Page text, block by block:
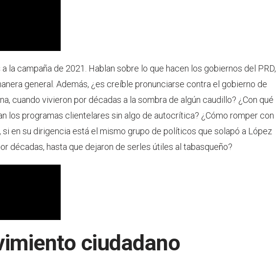
la campaña de 2021. Hablan sobre lo que hacen los gobiernos del PRD,
general. Además, ¿es creíble pronunciarse contra el gobierno de
cuando vivieron por décadas a la sombra de algún caudillo? ¿Con qué
los programas clientelares sin algo de autocrítica? ¿Cómo romper con
si en su dirigencia está el mismo grupo de políticos que solapó a López
décadas, hasta que dejaron de serles útiles al tabasqueño?
ciudadano